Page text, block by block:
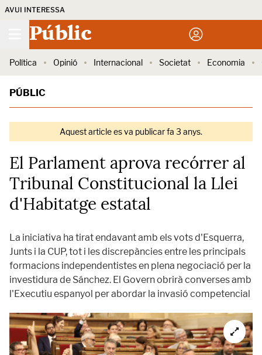
AVUI INTERESSA
Públic
Política Opinió Internacional Societat Economia
PÚBLIC
Aquest article es va publicar fa 3 anys.
El Parlament aprova recórrer al
Tribunal Constitucional la Llei
d'Habitatge estatal
La iniciativa ha tirat endavant amb els vots d'Esquerra,
Junts i la CUP, tot i les discrepàncies entre les principals
formacions independentistes en plena negociació per la
investidura de Sánchez. El Govern obrirà converses amb
l'Executiu espanyol per abordar la invasió competencial